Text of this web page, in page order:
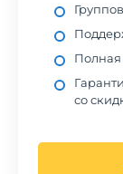
Полная
со